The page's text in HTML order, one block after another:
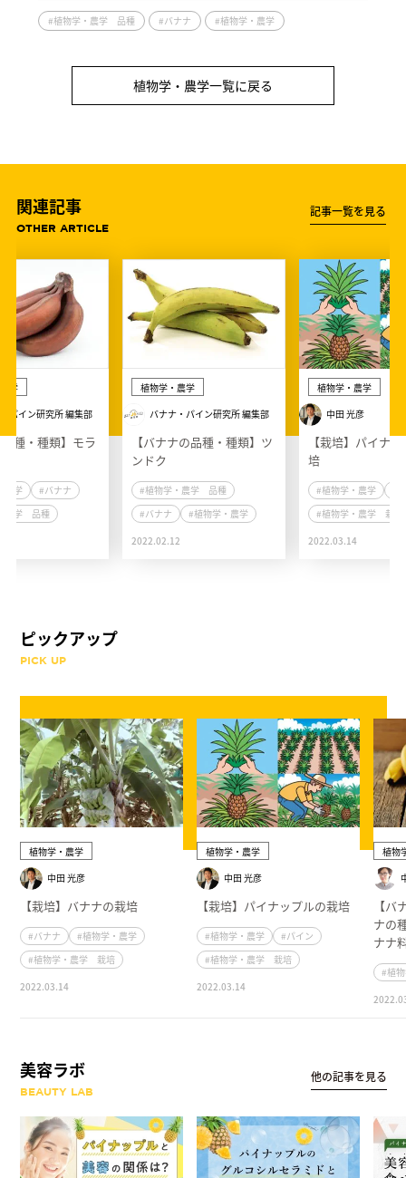
#植物学・農学 品種 #バナナ #植物学・農学
植物学・農学一覧に戻る
関連記事
OTHER ARTICLE
記事一覧を見る
学
パイン研究所 編集部
種・種類】モラ
農学
#バナナ
農学 品種
植物学・農学
バナナ・パイン研究所 編集部
【バナナの品種・種類】ツ
ンドク
#植物学・農学 品種
#バナナ
#植物学・農学
2022.02.12
植物学・農学
中田 光彦
【栽培】パイナ
培
#植物学・農学
#植物学・農学 栽培
2022.03.14
ピックアップ
PICK UP
植物学・農学
中田 光彦
【栽培】バナナの栽培
#バナナ
#植物学・農学
#植物学・農学 栽培
2022.03.14
植物学・農学
中田 光彦
【栽培】パイナップルの栽培
#植物学・農学
#パイン
#植物学・農学 栽培
2022.03.14
植物
【
ナの
ナナ
#植
美容ラボ
BEAUTY LAB
他の記事を見る